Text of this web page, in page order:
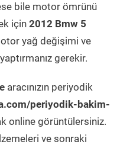
bile motor ömrünü
için 2012 Bmw 5
yağ değişimi ve
gerekir.
aracınızın periyodik
periyodik-bakim-
online görüntülersiniz.
ve sonraki